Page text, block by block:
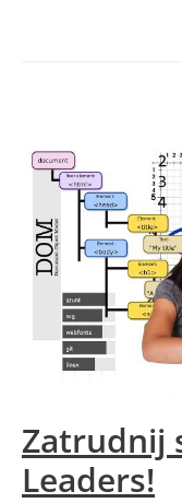
Zatrudnij
Leaders!